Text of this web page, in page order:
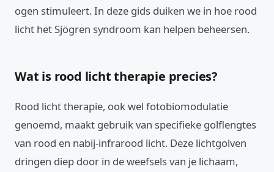
ogen stimuleert. In deze gids duiken we in hoe rood
licht het Sjögren syndroom kan helpen beheersen.
Wat is rood licht therapie precies?
Rood licht therapie, ook wel fotobiomodulatie
genoemd, maakt gebruik van specifieke golflengtes
van rood en nabij-infrarood licht. Deze lichtgolven
dringen diep door in de weefsels van je lichaam,